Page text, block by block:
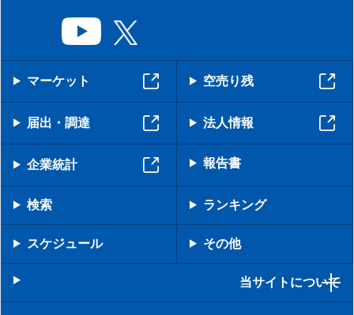
マーケット 空売り残
届出・調達 法人情報
企業統計 報告書
検索 ランキング
スケジュール その他
当サイトについて